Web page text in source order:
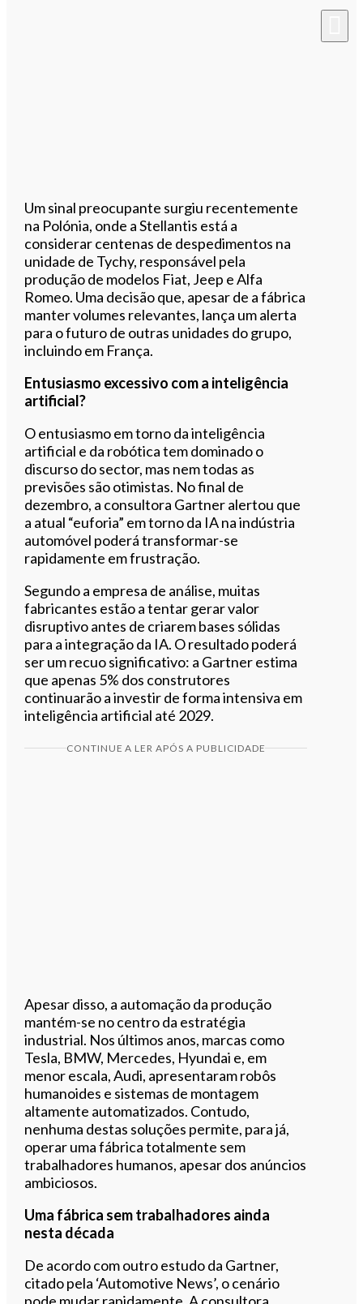
Um sinal preocupante surgiu recentemente
na Polónia, onde a Stellantis está a
considerar centenas de despedimentos na
unidade de Tychy, responsável pela
produção de modelos Fiat, Jeep e Alfa
Romeo. Uma decisão que, apesar de a fábrica
manter volumes relevantes, lança um alerta
para o futuro de outras unidades do grupo,
incluindo em França.
Entusiasmo excessivo com a inteligência
artificial?
O entusiasmo em torno da inteligência
artificial e da robótica tem dominado o
discurso do sector, mas nem todas as
previsões são otimistas. No final de
dezembro, a consultora Gartner alertou que
a atual “euforia” em torno da IA na indústria
automóvel poderá transformar-se
rapidamente em frustração.
Segundo a empresa de análise, muitas
fabricantes estão a tentar gerar valor
disruptivo antes de criarem bases sólidas
para a integração da IA. O resultado poderá
ser um recuo significativo: a Gartner estima
que apenas 5% dos construtores
continuarão a investir de forma intensiva em
inteligência artificial até 2029.
CONTINUE A LER APÓS A PUBLICIDADE
Apesar disso, a automação da produção
mantém-se no centro da estratégia
industrial. Nos últimos anos, marcas como
Tesla, BMW, Mercedes, Hyundai e, em
menor escala, Audi, apresentaram robôs
humanoides e sistemas de montagem
altamente automatizados. Contudo,
nenhuma destas soluções permite, para já,
operar uma fábrica totalmente sem
trabalhadores humanos, apesar dos anúncios
ambiciosos.
Uma fábrica sem trabalhadores ainda
nesta década
De acordo com outro estudo da Gartner,
citado pela ‘Automotive News’, o cenário